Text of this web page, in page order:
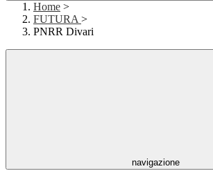
Home >
FUTURA >
PNRR Divari
navigazione